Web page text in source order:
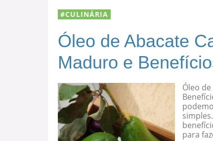
CULINÁRIA
Óleo de Abacate
Maduro e
Óleo
para